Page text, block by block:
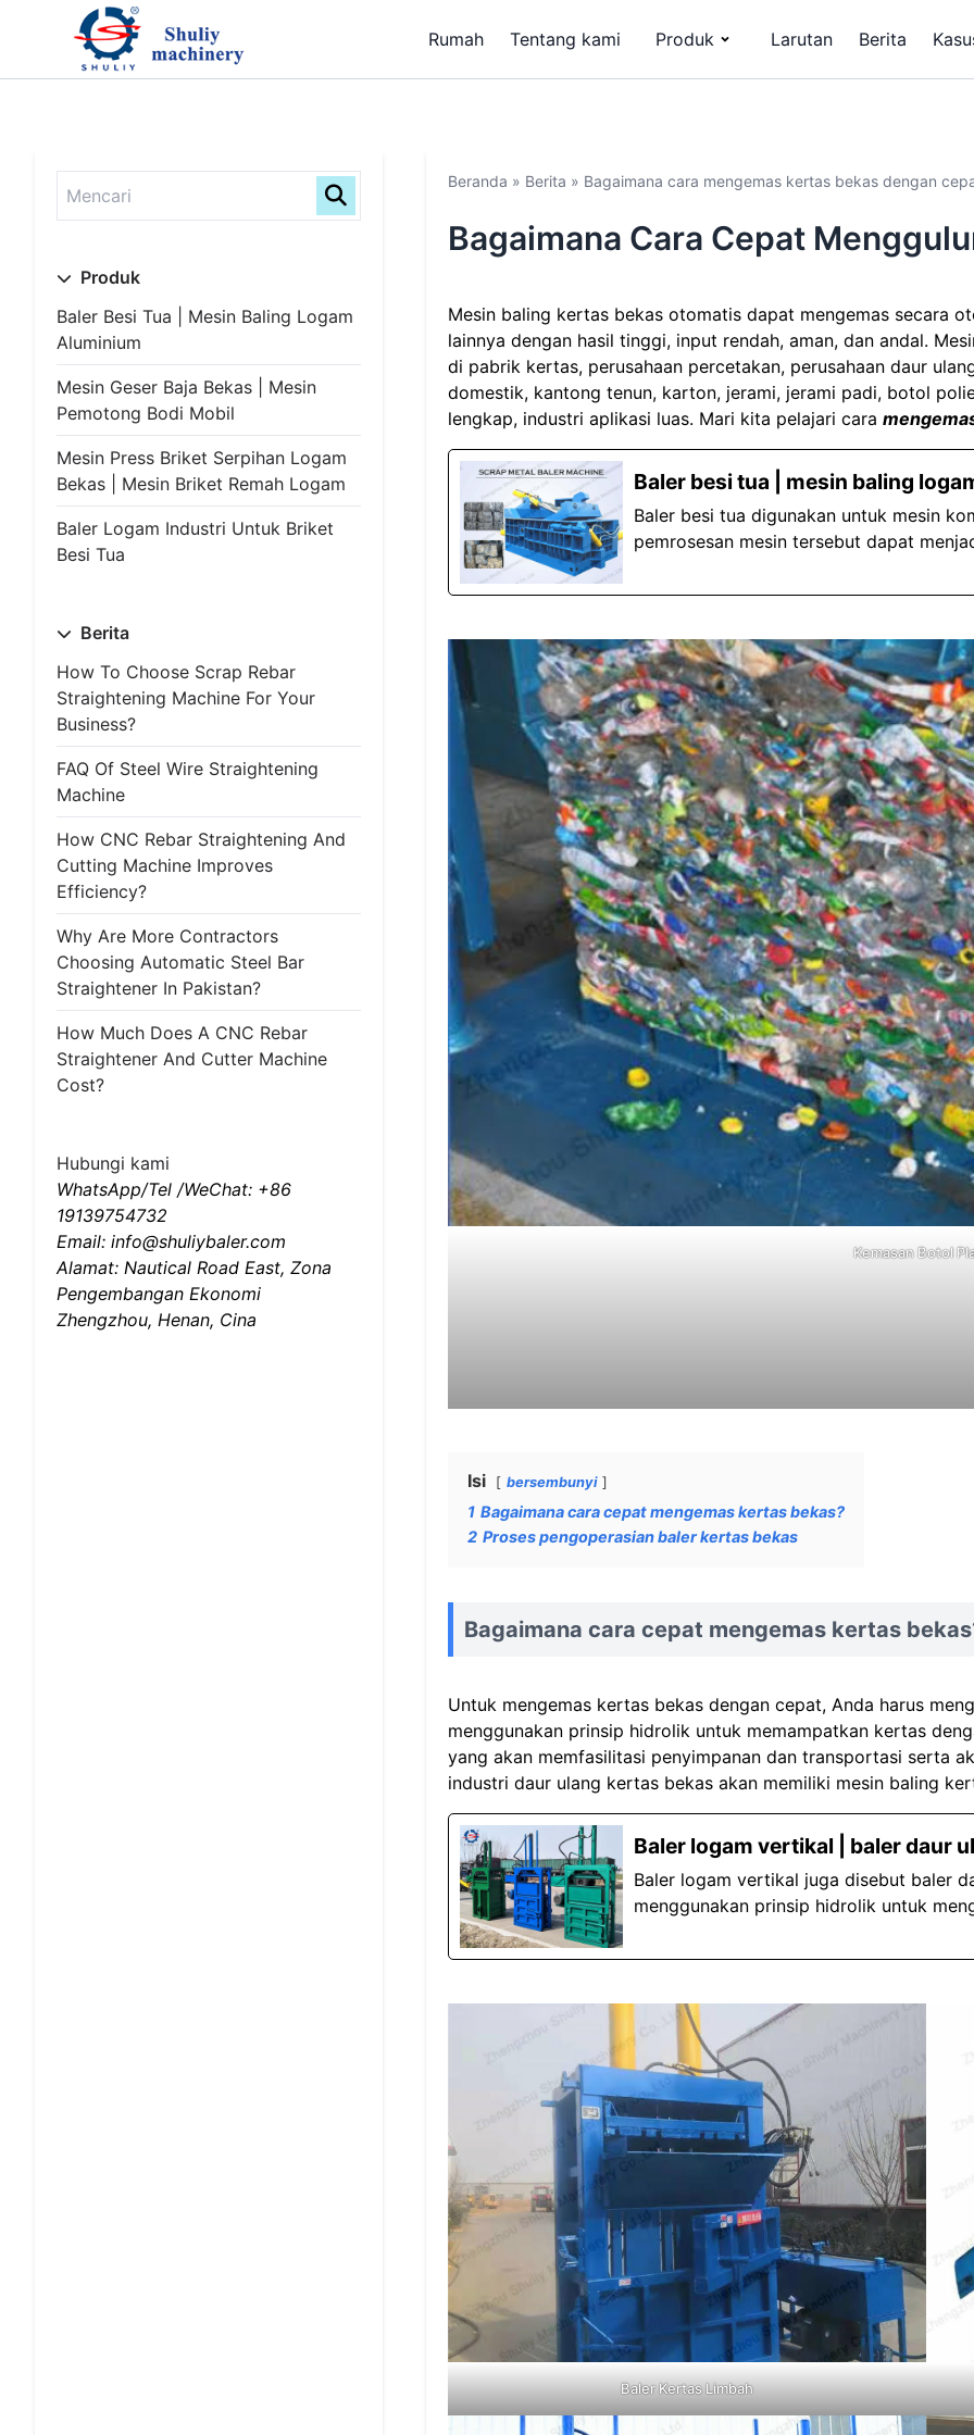
Rumah Tentang kami Produk Larutan Berita
Produk
Baler Besi Tua | Mesin Baling Logam
Aluminium
Mesin Geser Baja Bekas | Mesin
Pemotong Bodi Mobil
Mesin Press Briket Serpihan Logam
Bekas | Mesin Briket Remah Logam
Baler Logam Industri Untuk Briket
Besi Tua
Berita
How To Choose Scrap Rebar
Straightening Machine For Your
Business?
FAQ Of Steel Wire Straightening
Machine
How CNC Rebar Straightening And
Cutting Machine Improves
Efficiency?
Why Are More Contractors
Choosing Automatic Steel Bar
Straightener In Pakistan?
How Much Does A CNC Rebar
Straightener And Cutter Machine
Cost?
Hubungi kami
WhatsApp/Tel /WeChat: +86
19139754732
Email: info@shuliybaler.com
Alamat: Nautical Road East, Zona
Pengembangan Ekonomi
Zhengzhou, Henan, Cina
Beranda » Berita » Bagaimana cara mengemas kertas bekas dengan
Bagaimana Cara Cepat
Mesin baling kertas bekas otomatis dapat mengemas secara
lainnya dengan hasil tinggi, input rendah, aman, dan andal.
di pabrik kertas, perusahaan percetakan, perusahaan daur
domestik, kantong tenun, karton, jerami, jerami padi, botol
lengkap, industri aplikasi luas. Mari kita pelajari cara
Baler besi tua | mesin baling
Baler besi tua digunakan untuk mesin
pemrosesan mesin tersebut dapat
Kemasan Botol
Isi bersembunyi
1 Bagaimana cara cepat mengemas kertas bekas?
2 Proses pengoperasian baler kertas bekas
Bagaimana cara cepat mengemas kertas
Untuk mengemas kertas bekas dengan cepat, Anda harus
menggunakan prinsip hidrolik untuk memampatkan kertas
yang akan memfasilitasi penyimpanan dan transportasi serta
industri daur ulang kertas bekas akan memiliki mesin baling
Baler logam vertikal | baler daur
Baler logam vertikal juga disebut baler
menggunakan prinsip hidrolik untuk
Baler Kertas Limbah